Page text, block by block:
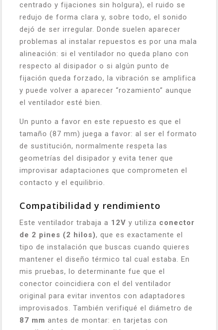
centrado y fijaciones sin holgura), el ruido se
redujo de forma clara y, sobre todo, el sonido
dejó de ser irregular. Donde suelen aparecer
problemas al instalar repuestos es por una mala
alineación: si el ventilador no queda plano con
respecto al disipador o si algún punto de
fijación queda forzado, la vibración se amplifica
y puede volver a aparecer “rozamiento” aunque
el ventilador esté bien.
Un punto a favor en este repuesto es que el
tamaño (87 mm) juega a favor: al ser el formato
de sustitución, normalmente respeta las
geometrías del disipador y evita tener que
improvisar adaptaciones que comprometen el
contacto y el equilibrio.
Compatibilidad y rendimiento
Este ventilador trabaja a 12V y utiliza conector
de 2 pines (2 hilos), que es exactamente el
tipo de instalación que buscas cuando quieres
mantener el diseño térmico tal cual estaba. En
mis pruebas, lo determinante fue que el
conector coincidiera con el del ventilador
original para evitar inventos con adaptadores
improvisados. También verifiqué el diámetro de
87 mm antes de montar: en tarjetas con